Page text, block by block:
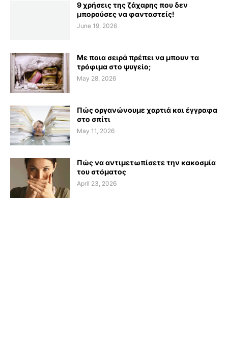
9 χρήσεις της ζάχαρης που δεν
μπορούσες να φανταστείς!
June 19, 2026
Με ποια σειρά πρέπει να μπουν τα
τρόφιμα στο ψυγείο;
May 28, 2026
Πώς οργανώνουμε χαρτιά και έγγραφα
στο σπίτι
May 11, 2026
Πώς να αντιμετωπίσετε την κακοσμία
του στόματος
April 23, 2026